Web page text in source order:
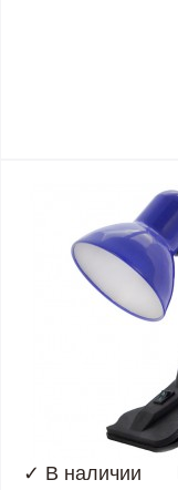
✓ В наличии